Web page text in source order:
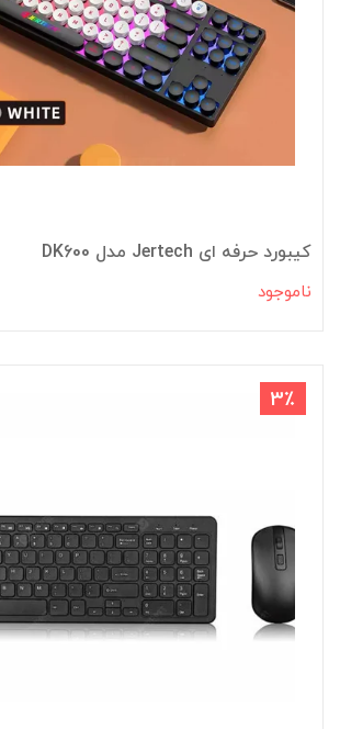
کیبورد حرفه ای Jertech مدل DK600
ناموجود
3٪